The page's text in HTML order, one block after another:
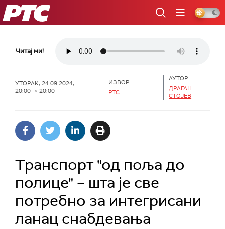
РТС
Читај ми!
УТОРАК, 24.09.2024,
20:00 -> 20:00
ИЗВОР:
РТС
АУТОР:
ДРАГАН
СТОЈЕВ
Транспорт "од поља до
полице" – шта је све
потребно за интегрисани
ланац снабдевања